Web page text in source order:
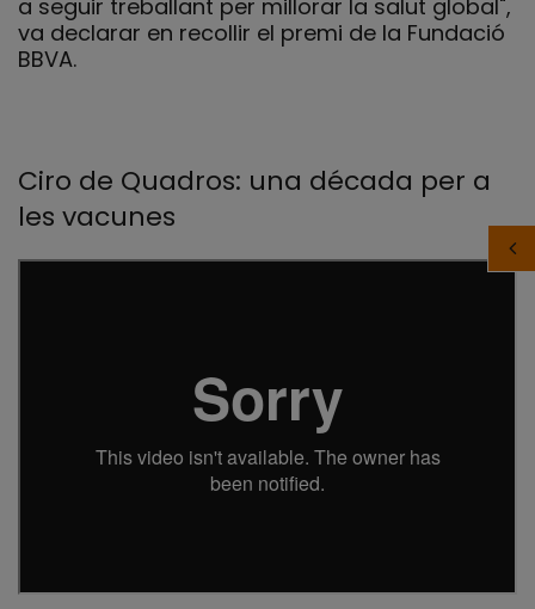
a seguir treballant per millorar la salut global",
va declarar en recollir el premi de la Fundació
BBVA.
Ciro de Quadros: una década per a
les vacunes